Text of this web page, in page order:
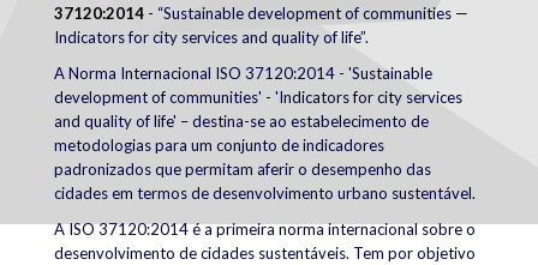
37120:2014 - “Sustainable development of communities —
Indicators for city services and quality of life”.
A Norma Internacional ISO 37120:2014 - 'Sustainable
development of communities' - 'Indicators for city services
and quality of life' – destina-se ao estabelecimento de
metodologias para um conjunto de indicadores
padronizados que permitam aferir o desempenho das
cidades em termos de desenvolvimento urbano sustentável.
A ISO 37120:2014 é a primeira norma internacionalsobre o
desenvolvimento de cidades sustentáveis. Tem por objetivo